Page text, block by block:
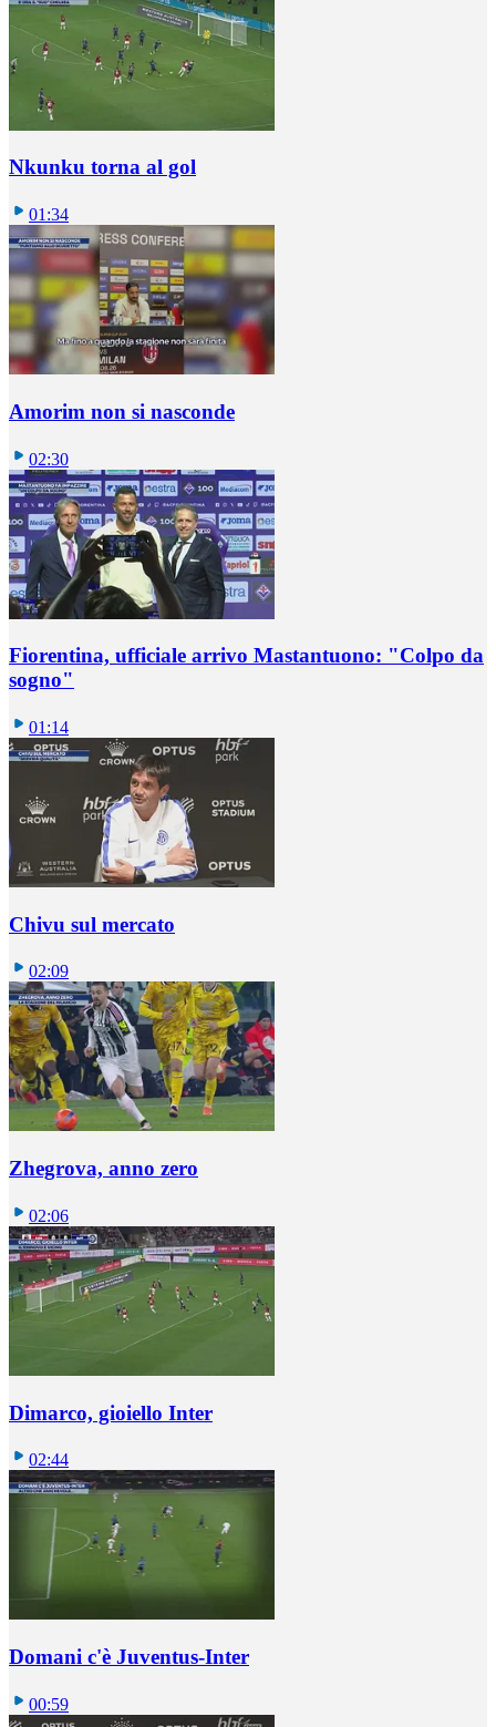
Nkunku torna al gol
01:34
Amorim non si nasconde
02:30
Fiorentina, ufficiale arrivo Mastantuono: "Colpo da
sogno"
01:14
Chivu sul mercato
02:09
Zhegrova, anno zero
02:06
Dimarco, gioiello Inter
02:44
Domani c'è Juventus-Inter
00:59